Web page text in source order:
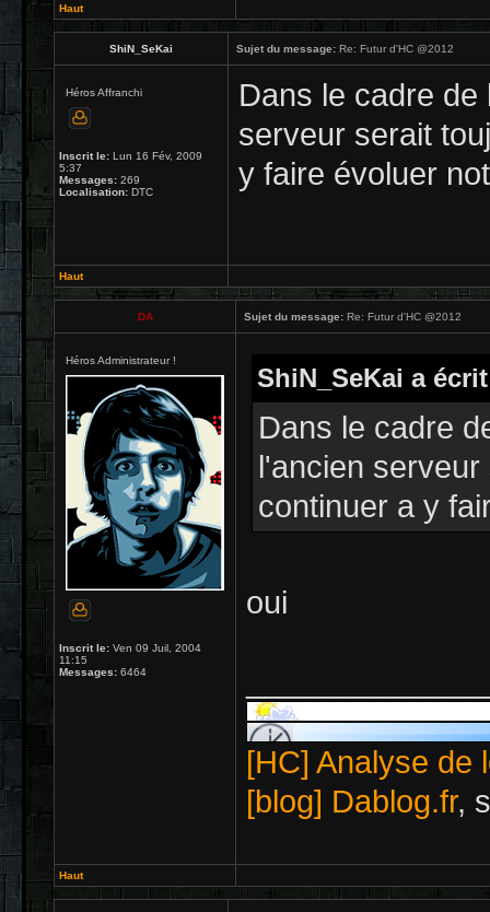
Haut
ShiN_SeKai Sujet du message: Re: Futur d'HC @2012
Héros Affranchi
Inscrit le: Lun 16 Fév, 2009
5:37
Messages: 269
Localisation: DTC
Dans le cadre
serveur serait
y faire évoluer
Haut
DA Sujet du message: Re: Futur d'HC @2012
Héros Administrateur !
Inscrit le: Ven 09 Juil, 2004
11:15
Messages: 6464
ShiN_SeKai a
Dans le cadre
l'ancien
continuer a y
oui
[HC] Analyse de
[blog] Dablog.fr,
Haut